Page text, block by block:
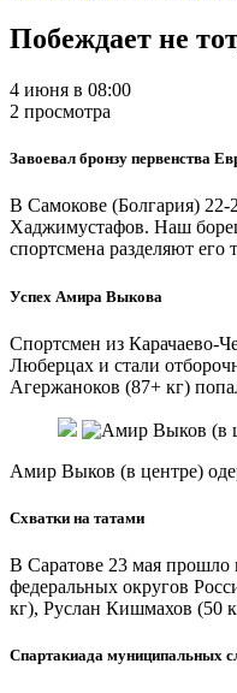
Побеждает не
4 июня в 08:00
2 просмотра
Завоевал бронзу первенства
В Самокове (Болгария) 22-
Хаджимустафов. Наш борец
спортсмена разделяют
Успех Амира Выкова
Спортсмен из Карачаево-
Люберцах и стали
Агержаноков (87+ кг)
Амир Выков (в центре)
Схватки на татами
В Саратове 23 мая прошло
федеральных округов
кг), Руслан Кишмахов (50
Спартакиада муниципальных